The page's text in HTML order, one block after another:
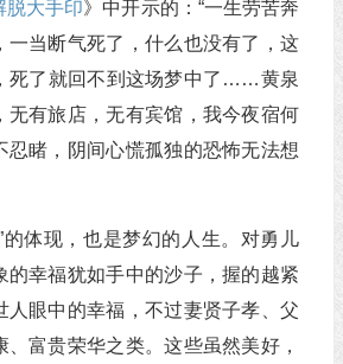
脱大手印》中开示的：“一生劳苦奔
一当断气死了，什么也没有了，这
死了就回不到这场梦中了……黄泉
无有旅店，无有宾馆，我今夜宿何
忍睹，阴间心慌孤独的恐怖无法想
的体现，也是梦幻的人生。对勇儿
的幸福犹如手中的沙子，握的越紧
人眼中的幸福，不过妻贤子孝、父
、富贵荣华之类。这些虽然美好，